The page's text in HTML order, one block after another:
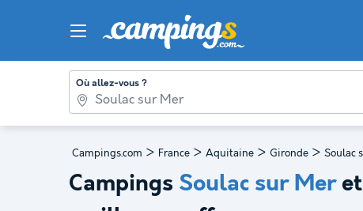
Où allez-vous ?
Campings.com > France > Aquitaine > Gironde > Soulac
Campings Soulac sur Meret